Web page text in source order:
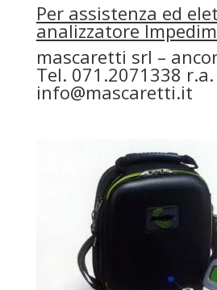
Per assistenza ed
analizzatore
mascaretti srl –
Tel. 071.2071338 r.a.
info@mascaretti.it